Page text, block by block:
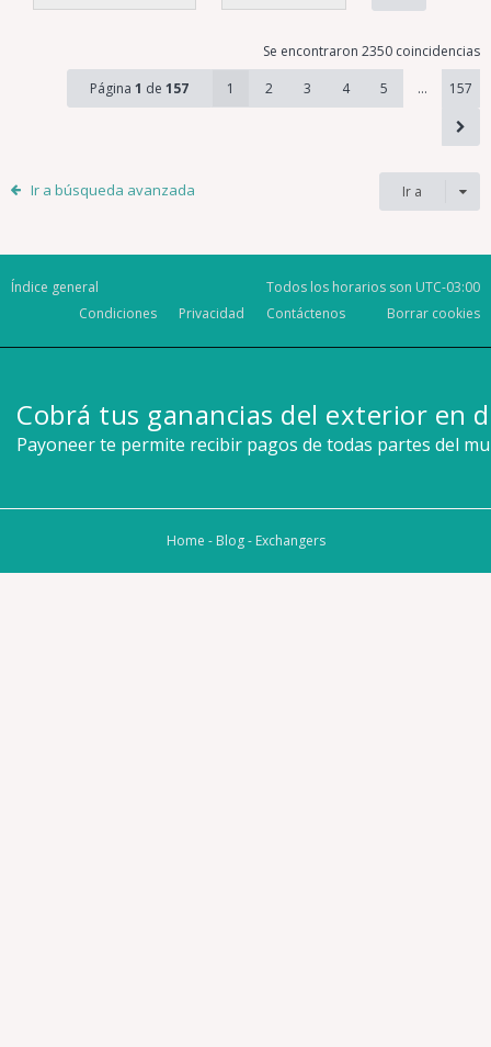
Se encontraron 2350 coincidencias
Página 1 de 157 1 2 3 4 5 … 157
Ir a búsqueda avanzada Ir a
Índice general Todos los horarios son UTC-03:00
Borrar cookies
Contáctenos
Privacidad
Condiciones
Cobrá tus ganancias del exterior en
Payoneer te permite recibir pagos de todas partes del
Home - Blog- Exchangers